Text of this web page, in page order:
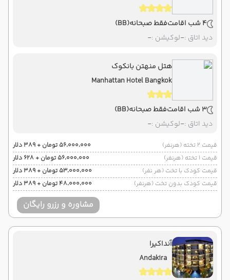
4 شب اقامت فقط صبحانه(BB)
دید اتاق :-لوکیشن :-
هتل منهتن بانکوک
Manhattan Hotel Bangkok
3 شب اقامت فقط صبحانه(BB)
دید اتاق :-لوکیشن :-
قیمت 2 تخته (هرنفر)
۵۶٬۰۰۰٬۰۰۰ تومان + ۳۸۹ دلار
قیمت 1 تخته (هرنفر)
۵۶٬۰۰۰٬۰۰۰ تومان + ۶۲۸ دلار
قیمت کودک با تخت (هر نفر)
۵۳٬۰۰۰٬۰۰۰ تومان + ۳۸۹ دلار
قیمت کودک بدون تخت (هرنفر)
۴۸٬۰۰۰٬۰۰۰ تومان + ۳۸۹ دلار
مشاوره و رزرو رایگان
آنداکیرا
Andakira